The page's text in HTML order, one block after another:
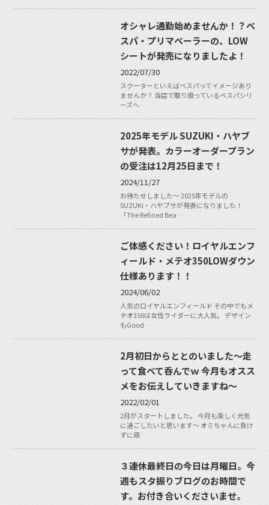
オシャレ通勤始めませんか！？ベ
スパ・プリマベーラーの、LOW
シートが発売になりましたよ！
2022/07/30
スクーターといえばベスパってイメージあり
ませんか？ 当店で取り扱っているベスパシリ
ーズへ…
2025年モデル SUZUKI・ハヤブ
サが発表。カラーオーダープラン
の受注は12月25日まで！
2024/11/27
お待たせしました〜 2025年モデルの
SUZUKI・ハヤブサが発表になりました！
「The Refined Bea…
ご体感ください！ロイヤルエンフ
ィールド・メテオ350LOWダウン
仕様あります！！
2024/06/02
人気のロイヤルエンフィールド その中でもメ
テオ350は女性ライダーに大人気。 デザイン
もGood…
2月初日からととのいました〜走
って食べて呑んでｗ 今月もオスス
メをお伝えしていきますね〜
2022/02/01
2月がスタートしました。 今月も楽しく元気
に過ごしたいと思います〜 オミちゃんに負け
ずに頑…
３連休最終日の今日は月曜日。今
週もスタ振りブログのお時間で
す。お付き合いくださいませ。